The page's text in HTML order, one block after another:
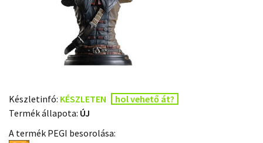
Készletinfó: KÉSZLETEN
hol vehető át?
Termék állapota: ÚJ
A termék PEGI besorolása: